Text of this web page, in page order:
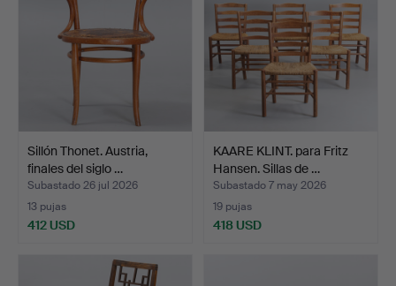
Sillón Thonet. Austria,
finales del siglo …
Subastado 26 jul 2026
13 pujas
412 USD
KAARE KLINT. para Fritz
Hansen. Sillas de …
Subastado 7 may 2026
19 pujas
418 USD